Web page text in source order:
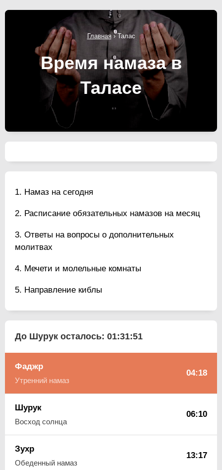
Главная›Талас
Время намаза в
Таласе
Намаз на сегодня
Расписание обязательных намазов на месяц
Ответы на вопросы о дополнительных
молитвах
Мечети и молельные комнаты
Направление киблы
До Шурук осталось: 01:31:50
Фаджр
Утренний намаз
04:18
Шурук
Восход солнца
06:10
Зухр
Обеденный намаз
13:17